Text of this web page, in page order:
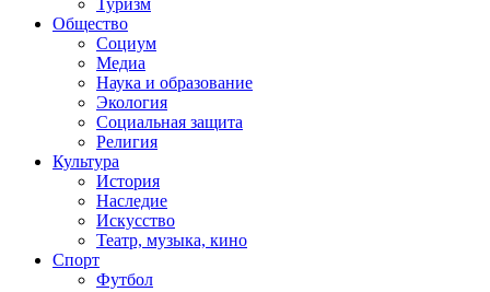
Туризм
Общество
Социум
Медиа
Наука и образование
Экология
Социальная защита
Религия
Культура
История
Наследие
Искусство
Театр, музыка, кино
Спорт
Футбол